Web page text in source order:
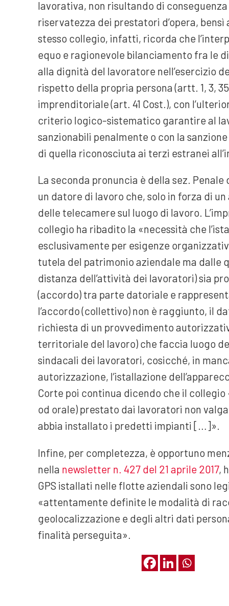
lavorativa, non risultando di
riservatezza dei prestatori d’opera,
stesso collegio, infatti, ricorda che
equo e ragionevole bilanciamento fra le
alla dignità del lavoratore nell’esercizio
rispetto della propria persona (artt. 1, 3,
imprenditoriale (art. 41 Cost.), con
criterio logico-sistematico garantire al
sanzionabili penalmente o con la
di quella riconosciuta ai terzi estranei
La seconda pronuncia è della sez. Penale
un datore di lavoro che, solo in forza di
delle telecamere sul luogo di lavoro.
collegio ha ribadito la «necessità che
esclusivamente per esigenze
tutela del patrimonio aziendale ma dalle
distanza dell’attività dei lavoratori) sia
(accordo) tra parte datoriale e
l’accordo (collettivo) non è raggiunto, il
richiesta di un provvedimento
territoriale del lavoro) che faccia luogo
sindacali dei lavoratori, cosicché, in
autorizzazione, l’istallazione
Corte poi continua dicendo che il
od orale) prestato dai lavoratori non
abbia installato i predetti impianti […]».
Infine, per completezza, è opportuno
nella newsletter n. 427 del 21 aprile 2017,
GPS istallati nelle flotte aziendali sono
«attentamente definite le modalità di
geolocalizzazione e degli altri dati
finalità perseguita».